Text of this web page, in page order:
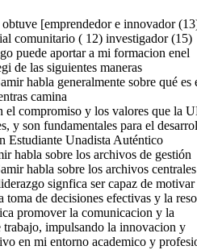
[emprendedor e innovador
comunitario ( 12) investigador (15)
puede aportar a mi formacion enel
de las siguientes maneras
habla generalmente sobre qué es
camina
el compromiso y los valores que la
y son fundamentales para el
Estudiante Unadista Auténtico
habla sobre los archivos de gestión
habla sobre los archivos centrales
signfica ser capaz de
toma de decisiones efectivas y la
promover la comunicacion y la
trabajo, impulsando la innovacion y
en mi entorno academico y